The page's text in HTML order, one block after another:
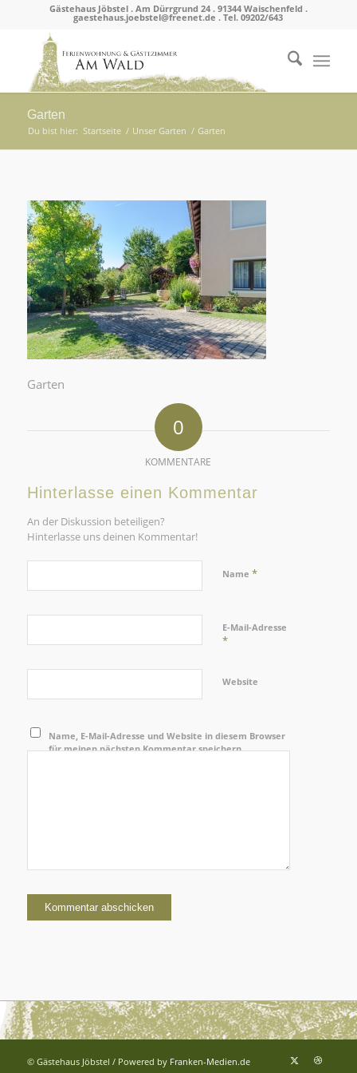
Gästehaus Jöbstel . Am Dürrgrund 24 . 91344 Waischenfeld .
gaestehaus.joebstel@freenet.de . Tel. 09202/643
Garten
Du bist hier: Startseite / Unser Garten / Garten
Garten
0
KOMMENTARE
Hinterlasse einen Kommentar
An der Diskussion beteiligen?
Hinterlasse uns deinen Kommentar!
Name *
E-Mail-Adresse
*
Website
Name, E-Mail-Adresse und Website in diesem Browser
für meinen nächsten Kommentar speichern.
© Gästehaus Jöbstel / Powered by Franken-Medien.de